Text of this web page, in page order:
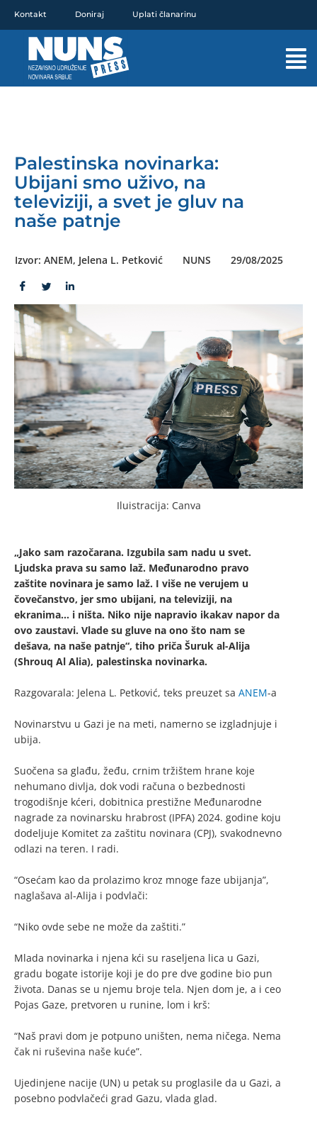
sadržaj
Kontakt Doniraj Uplati članarinu
Palestinska novinarka:
Ubijani smo uživo, na
televiziji, a svet je gluv na
naše patnje
Izvor: ANEM, Jelena L. Petković NUNS 29/08/2025
Iluistracija: Canva
„Jako sam razočarana. Izgubila sam nadu u svet.
Ljudska prava su samo laž. Međunarodno pravo
zaštite novinara je samo laž. I više ne verujem u
čovečanstvo, jer smo ubijani, na televiziji, na
ekranima… i ništa. Niko nije napravio ikakav napor da
ovo zaustavi. Vlade su gluve na ono što nam se
dešava, na naše patnje“, tiho priča Šuruk al-Alija
(Shrouq Al Alia), palestinska novinarka.
Razgovarala: Jelena L. Petković, teks preuzet sa ANEM-a
Novinarstvu u Gazi je na meti, namerno se izgladnjuje i
ubija.
Suočena sa glađu, žeđu, crnim tržištem hrane koje
nehumano divlja, dok vodi računa o bezbednosti
trogodišnje kćeri, dobitnica prestižne Međunarodne
nagrade za novinarsku hrabrost (IPFA) 2024. godine koju
dodeljuje Komitet za zaštitu novinara (CPJ), svakodnevno
odlazi na teren. I radi.
“Osećam kao da prolazimo kroz mnoge faze ubijanja”,
naglašava al-Alija i podvlači:
“Niko ovde sebe ne može da zaštiti.”
Mlada novinarka i njena kći su raseljena lica u Gazi,
gradu bogate istorije koji je do pre dve godine bio pun
života. Danas se u njemu broje tela. Njen dom je, a i ceo
Pojas Gaze, pretvoren u runine, lom i krš:
“Naš pravi dom je potpuno uništen, nema ničega. Nema
čak ni ruševina naše kuće”.
Ujedinjene nacije (UN) u petak su proglasile da u Gazi, a
posebno podvlačeći grad Gazu, vlada glad.